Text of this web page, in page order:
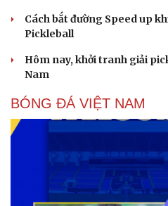
Cách bắt đường Speed up
Pickleball
Hôm nay, khởi tranh giải
Nam
BÓNG ĐÁ VIỆT NAM